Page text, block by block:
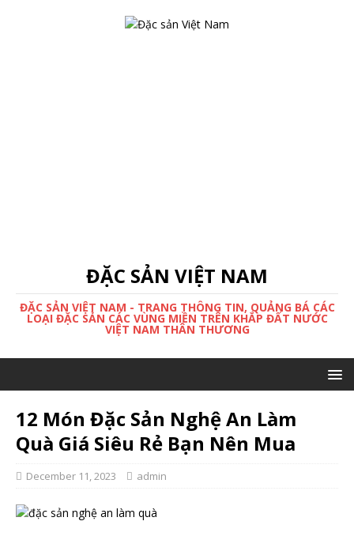
ĐẶC SẢN VIỆT NAM
ĐẶC SẢN VIỆT NAM - TRANG THÔNG TIN, QUẢNG BÁ CÁC
LOẠI ĐẶC SẢN CÁC VÙNG MIỀN TRÊN KHẮP ĐẤT NƯỚC
VIỆT NAM THÂN THƯƠNG
12 Món Đặc Sản Nghệ An Làm
Quà Giá Siêu Rẻ Bạn Nên Mua
December 11, 2023 admin